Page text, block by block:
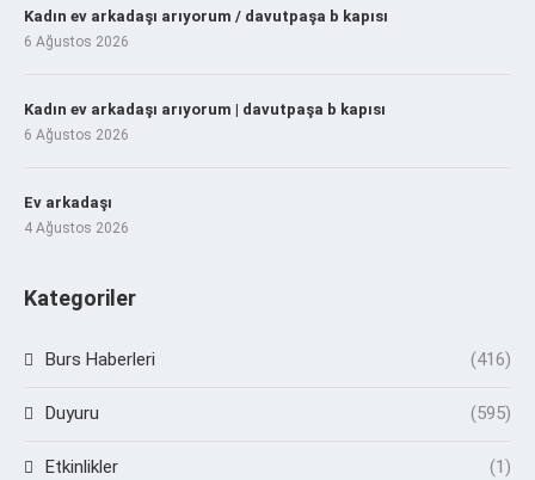
Kadın ev arkadaşı arıyorum / davutpaşa b kapısı
6 Ağustos 2026
Kadın ev arkadaşı arıyorum | davutpaşa b kapısı
6 Ağustos 2026
Ev arkadaşı
4 Ağustos 2026
Kategoriler
Burs Haberleri (416)
Duyuru (595)
Etkinlikler (1)